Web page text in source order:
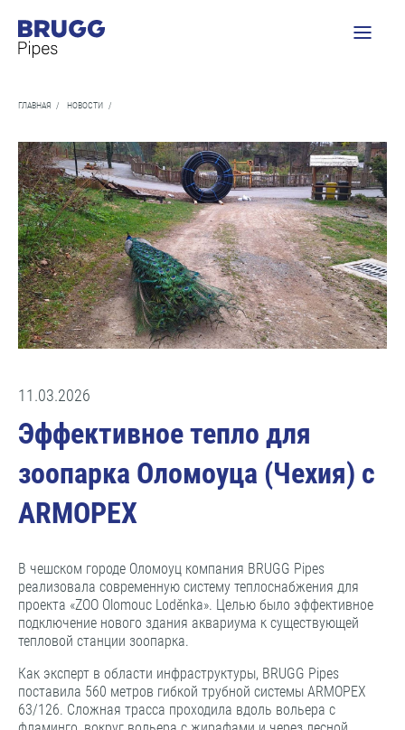
ГЛАВНАЯ / НОВОСТИ /
11.03.2026
Эффективное тепло для
зоопарка Оломоуца (Чехия) с
ARMOPEX
В чешском городе Оломоуц компания BRUGG Pipes
реализовала современную систему теплоснабжения для
проекта «ZOO Olomouc Loděnka». Целью было эффективное
подключение нового здания аквариума к существующей
тепловой станции зоопарка.
Как эксперт в области инфраструктуры, BRUGG Pipes
поставила 560 метров гибкой трубной системы ARMOPEX
63/126. Сложная трасса проходила вдоль вольера с